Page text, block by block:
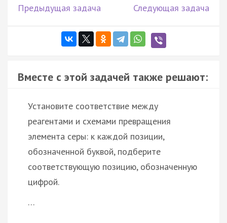
Предыдущая задача Следующая задача
Вместе с этой задачей также решают:
Установите соответствие между
реагентами и схемами превращения
элемента серы: к каждой позиции,
обозначенной буквой, подберите
соответствующую позицию, обозначенную
цифрой.
…